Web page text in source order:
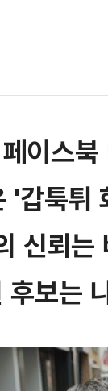
이스북
'갑툭
신뢰는
후보는